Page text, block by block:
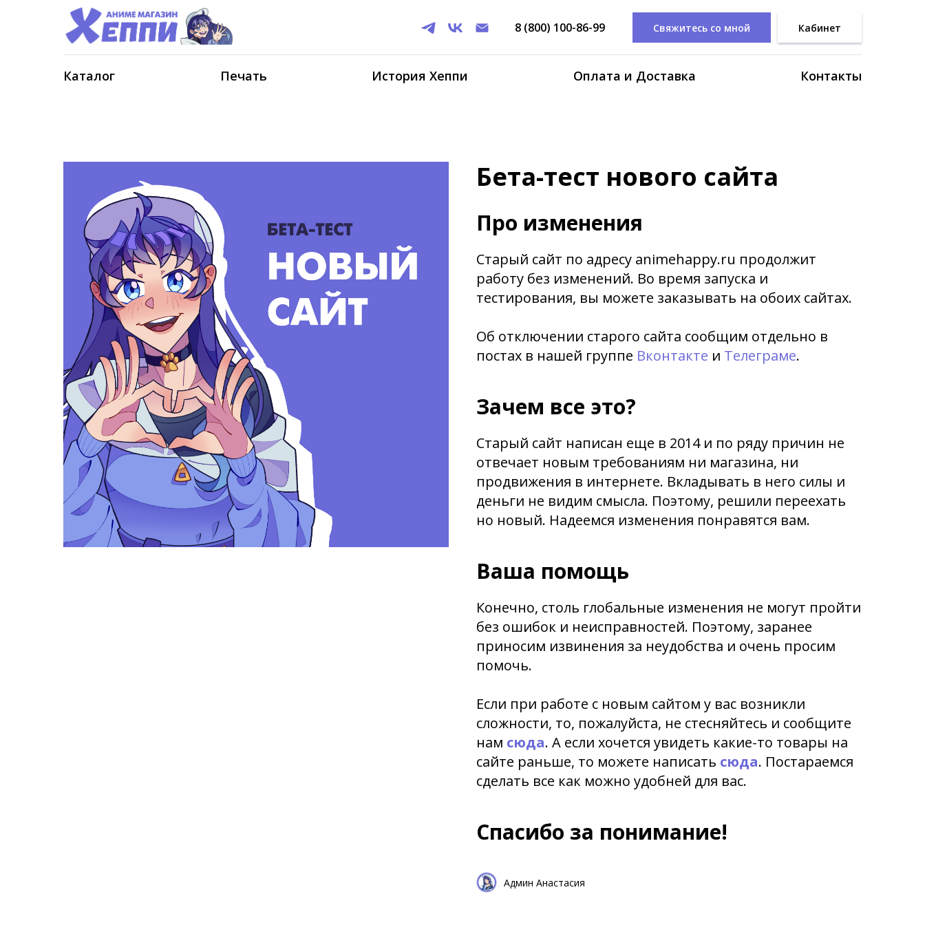
8 (800) 100-86-99 Свяжитесь со мной Кабинет
Каталог Печать История Хеппи Оплата и Доставка Контакты
Бета-тест нового сайта
Про изменения
Старый сайт по адресу animehappy.ru продолжит
работу без изменений. Во время запуска и
тестирования, вы можете заказывать на обоих сайтах.
Об отключении старого сайта сообщим отдельно в
постах в нашей группе Вконтакте и Телеграме.
Зачем все это?
Старый сайт написан еще в 2014 и по ряду причин не
отвечает новым требованиям ни магазина, ни
продвижения в интернете. Вкладывать в него силы и
деньги не видим смысла. Поэтому, решили переехать
но новый. Надеемся изменения понравятся вам.
Ваша помощь
Конечно, столь глобальные изменения не могут пройти
без ошибок и неисправностей. Поэтому, заранее
приносим извинения за неудобства и очень просим
помочь.
Если при работе с новым сайтом у вас возникли
сложности, то, пожалуйста, не стесняйтесь и сообщите
нам сюда. А если хочется увидеть какие-то товары на
сайте раньше, то можете написать сюда. Постараемся
сделать все как можно удобней для вас.
Спасибо за понимание!
Админ Анастасия